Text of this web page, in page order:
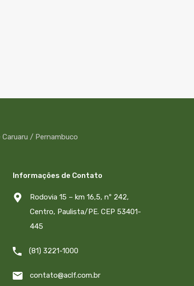
Informações de Contato
Rodovia 15 – km 16,5, nº 242,
Centro, Paulista/PE. CEP 53401-
445
(81) 3221-1000
contato@aclf.com.br